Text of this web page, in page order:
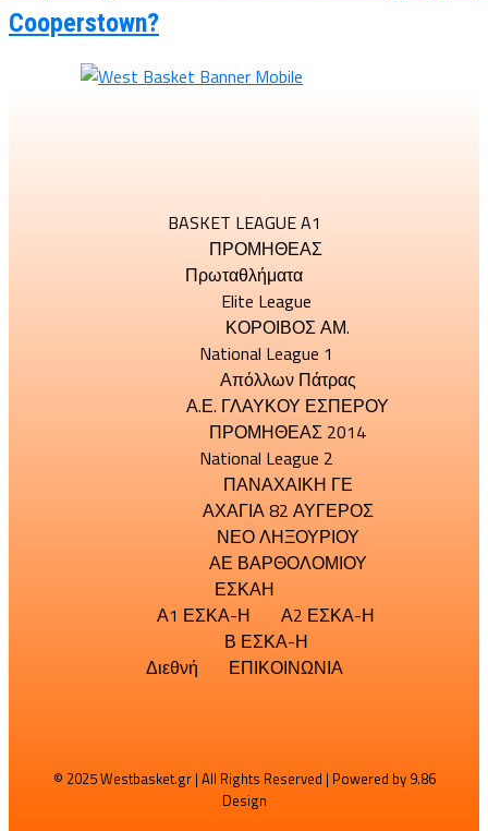
Cooperstown?
BASKET LEAGUE A1
ΠΡΟΜΗΘΕΑΣ
Πρωταθλήματα
Elite League
ΚΟΡΟΙΒΟΣ ΑΜ.
National League 1
Απόλλων Πάτρας
Α.Ε. ΓΛΑΥΚΟΥ ΕΣΠΕΡΟΥ
ΠΡΟΜΗΘΕΑΣ 2014
National League 2
ΠΑΝΑΧΑΙΚΗ ΓΕ
ΑΧΑΓΙΑ 82 ΑΥΓΕΡΟΣ
ΝΕΟ ΛΗΞΟΥΡΙΟΥ
ΑΕ ΒΑΡΘΟΛΟΜΙΟΥ
ΕΣΚΑΗ
Α1 ΕΣΚΑ-Η
Α2 ΕΣΚΑ-Η
Β ΕΣΚΑ-Η
Διεθνή
ΕΠΙΚΟΙΝΩΝΙΑ
© 2025 Westbasket.gr | All Rights Reserved | Powered by 9.86
Design